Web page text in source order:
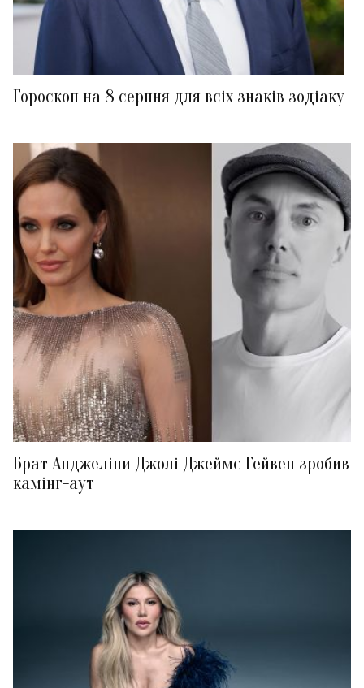
Гороскоп на 8 серпня для всіх знаків зодіаку
Брат Анджеліни Джолі Джеймс Гейвен зробив
камінг-аут